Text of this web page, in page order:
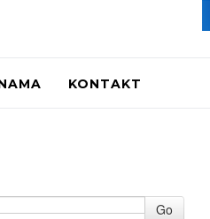
KONTAKT
Go